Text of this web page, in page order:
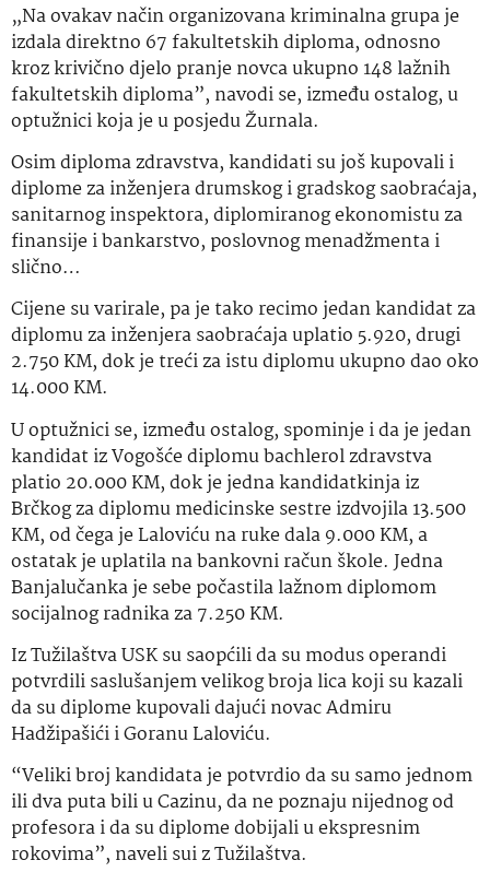
„Na ovakav način organizovana kriminalna grupa je
izdala direktno 67 fakultetskih diploma, odnosno
kroz krivično djelo pranje novca ukupno 148 lažnih
fakultetskih diploma”, navodi se, između ostalog, u
optužnici koja je u posjedu Žurnala.
Osim diploma zdravstva, kandidati su još kupovali i
diplome za inženjera drumskog i gradskog saobraćaja,
sanitarnog inspektora, diplomiranog ekonomistu za
finansije i bankarstvo, poslovnog menadžmenta i
slično…
Cijene su varirale, pa je tako recimo jedan kandidat za
diplomu za inženjera saobraćaja uplatio 5.920, drugi
2.750 KM, dok je treći za istu diplomu ukupno dao oko
14.000 KM.
U optužnici se, između ostalog, spominje i da je jedan
kandidat iz Vogošće diplomu bachlerol zdravstva
platio 20.000 KM, dok je jedna kandidatkinja iz
Brčkog za diplomu medicinske sestre izdvojila 13.500
KM, od čega je Laloviću na ruke dala 9.000 KM, a
ostatak je uplatila na bankovni račun škole. Jedna
Banjalučanka je sebe počastila lažnom diplomom
socijalnog radnika za 7.250 KM.
Iz Tužilaštva USK su saopćili da su modus operandi
potvrdili saslušanjem velikog broja lica koji su kazali
da su diplome kupovali dajući novac Admiru
Hadžipašići i Goranu Laloviću.
“Veliki broj kandidata je potvrdio da su samo jednom
ili dva puta bili u Cazinu, da ne poznaju nijednog od
profesora i da su diplome dobijali u ekspresnim
rokovima”, naveli sui z Tužilaštva.